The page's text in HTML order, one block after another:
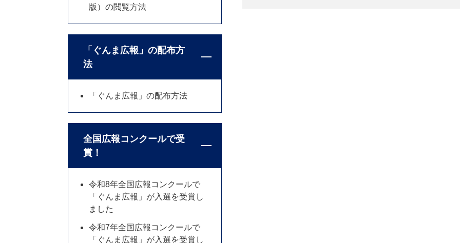
版）の閲覧方法
「ぐんま広報」の配布方
法
「ぐんま広報」の配布方法
全国広報コンクールで受
賞！
令和8年全国広報コンクールで
「ぐんま広報」が入選を受賞し
ました
令和7年全国広報コンクールで
「ぐんま広報」が入選を受賞し